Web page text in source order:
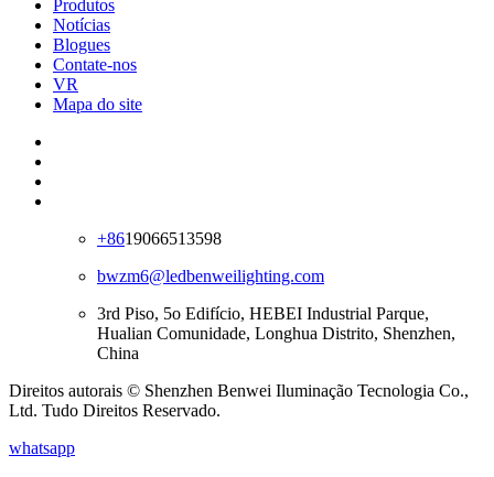
Produtos
Notícias
Blogues
Contate-nos
VR
Mapa do site
+8619066513598
bwzm6@ledbenweilighting.com
3rd Piso, 5o Edifício, HEBEI Industrial Parque,
Hualian Comunidade, Longhua Distrito, Shenzhen,
China
Direitos autorais © Shenzhen Benwei Iluminação Tecnologia Co.,
Ltd. Tudo Direitos Reservado.
whatsapp